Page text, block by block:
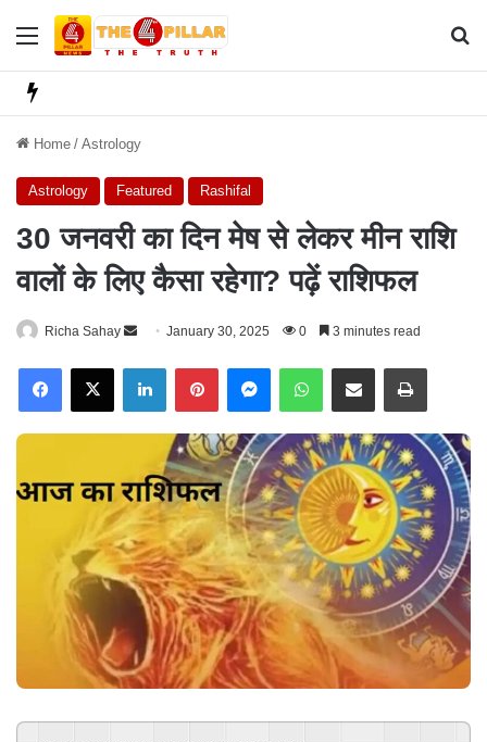
Menu
Home / Astrology
Astrology Featured Rashifal
30 जनवरी का दिन मेष से लेकर मीन राशि
वालों के लिए कैसा रहेगा? पढ़ें राशिफल
Richa Sahay
n
d
a
e
m
a
i
l
January 30, 2025 0 3 minutes read
X